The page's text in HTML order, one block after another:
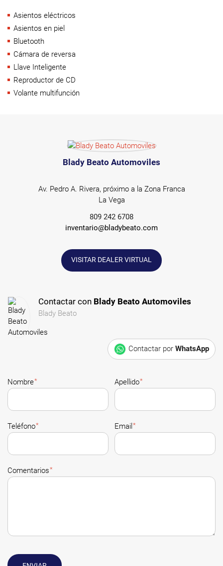
Asientos eléctricos
Asientos en piel
Bluetooth
Cámara de reversa
Llave Inteligente
Reproductor de CD
Volante multifunción
Blady Beato Automoviles
Av. Pedro A. Rivera, próximo a la Zona Franca
La Vega
809 242 6708
inventario@bladybeato.com
VISITAR DEALER VIRTUAL
Contactar con Blady Beato Automoviles
Blady Beato
Contactar por WhatsApp
Nombre* Apellido*
Teléfono* Email *
Comentarios*